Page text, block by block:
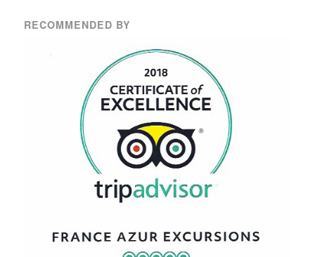
RECOMMENDED BY